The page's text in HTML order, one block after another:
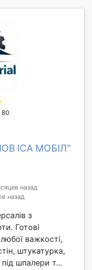
80
ІСА МОБІЛ"
назад
назад
з
Готові
важкості,
штукатурка,
шпалери т...